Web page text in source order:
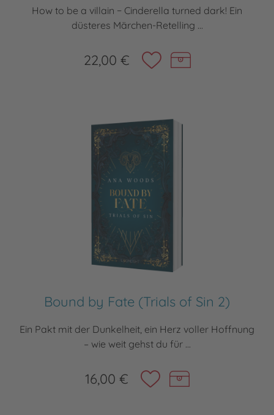
How to be a villain − Cinderella turned dark! Ein
düsteres Märchen-Retelling ...
22,00 €
Bound by Fate (Trials of Sin 2)
Ein Pakt mit der Dunkelheit, ein Herz voller Hoffnung
– wie weit gehst du für ...
16,00 €